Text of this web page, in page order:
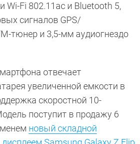
Wi-Fi 802.11ac и Bluetooth 5,
сигналов GPS/
тюнер и 3,5-мм аудиогнездо
отвечает
увеличенной емкости в
скоростной 10-
поступит в продажу 6
новый складной